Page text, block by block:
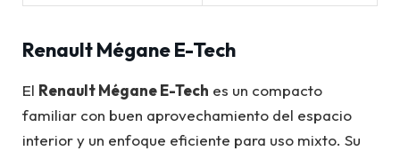
Renault Mégane E-Tech
El Renault Mégane E-Tech es un compacto
familiar con buen aprovechamiento del espacio
interior y un enfoque eficiente para uso mixto. Su